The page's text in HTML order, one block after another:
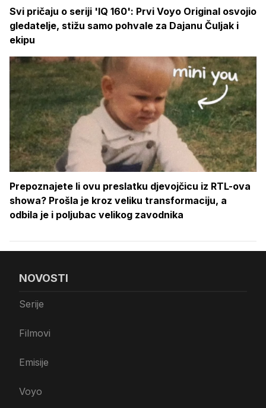
Svi pričaju o seriji 'IQ 160': Prvi Voyo Original osvojio
gledatelje, stižu samo pohvale za Dajanu Čuljak i
ekipu
Prepoznajete li ovu preslatku djevojčicu iz RTL-ova
showa? Prošla je kroz veliku transformaciju, a
odbila je i poljubac velikog zavodnika
NOVOSTI
Serije
Filmovi
Emisije
Voyo